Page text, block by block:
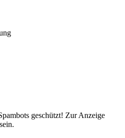
geschützt! Zur Anzeige